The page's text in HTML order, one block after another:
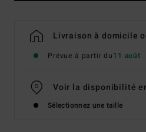
Livraison à domicile
Prévue à partir du11 août
Voir la disponibilité
Sélectionnez une taille